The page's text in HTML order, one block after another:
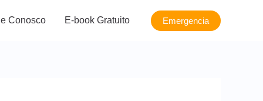
Conosco E-book Gratuito Emergencia